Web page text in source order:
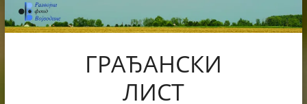
Skip
to
content
ГРАЂАНСКИ
ЛИСТ